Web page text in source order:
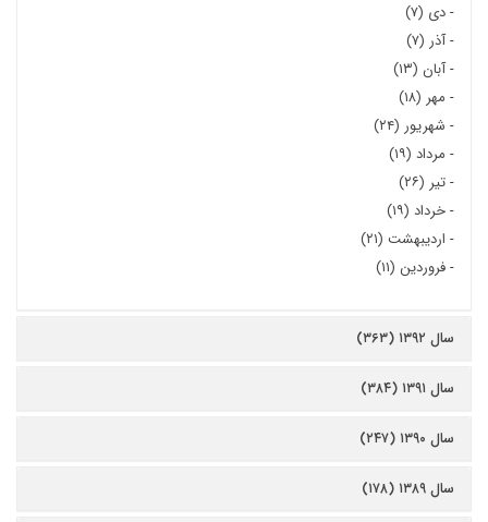
-دی (۷)
-آذر (۷)
-آبان (۱۳)
- مهر (۱۸)
- شهریور (۲۴)
- مرداد (۱۹)
-تیر (۲۶)
-خرداد (۱۹)
- اردیبهشت (۲۱)
-فروردین (۱۱)
سال ۱۳۹۲ (۳۶۳)
سال ۱۳۹۱ (۳۸۴)
سال ۱۳۹۰ (۲۴۷)
سال ۱۳۸۹ (۱۷۸)